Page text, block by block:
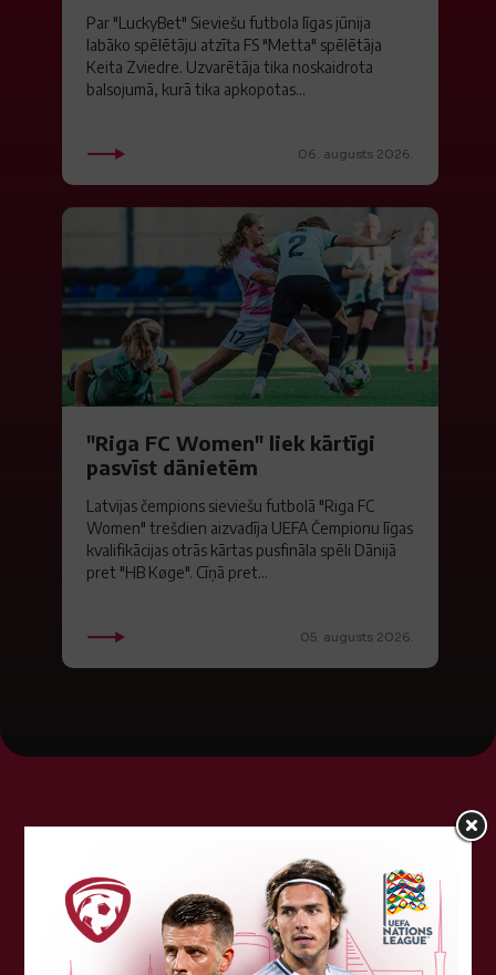
Par "LuckyBet" Sieviešu futbola līgas jūnija
labāko spēlētāju atzīta FS "Metta" spēlētāja
Keita Zviedre. Uzvarētāja tika noskaidrota
balsojumā, kurā tika apkopotas...
06. augusts 2026.
"Riga FC Women" liek kārtīgi
pasvīst dānietēm
Latvijas čempions sieviešu futbolā "Riga FC
Women" trešdien aizvadīja UEFA Čempionu līgas
kvalifikācijas otrās kārtas pusfināla spēli Dānijā
pret "HB Køge". Cīņā pret...
05. augusts 2026.
Tehniskais sponsors